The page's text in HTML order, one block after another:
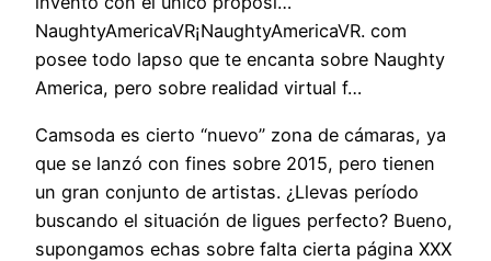
NaughtyAmericaVR¡NaughtyAmericaVR. com
posee todo lapso que te encanta sobre Naughty
America, pero sobre realidad virtual f…
Camsoda es cierto “nuevo” zona de cámaras, ya
que se lanzó con fines sobre 2015, pero tienen
un gran conjunto de artistas. ¿Llevas período
buscando el situación de ligues perfecto? Bueno,
supongamos echas sobre falta cierta página XXX